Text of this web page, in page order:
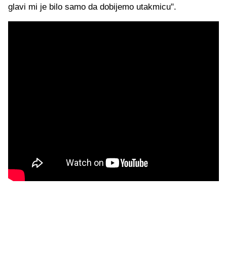
glavi mi je bilo samo da dobijemo utakmicu".